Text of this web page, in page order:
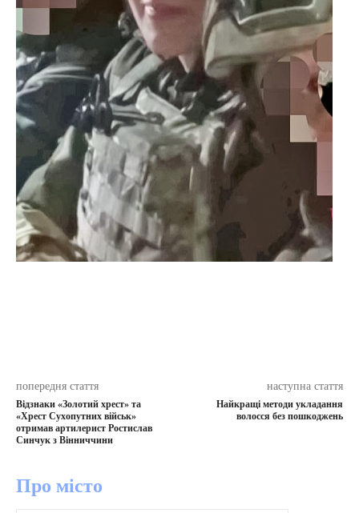
попередня стаття
Відзнаки «Золотий хрест» та
«Хрест Сухопутних військ»
отримав артилерист Ростислав
Синчук з Вінниччини
наступна стаття
Найкращі методи укладання
волосся без пошкоджень
Про місто